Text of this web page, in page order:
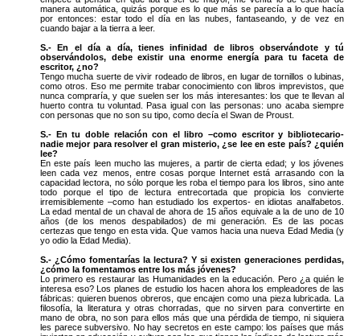
manera automática, quizás porque es lo que más se parecía a lo que hacía
por entonces: estar todo el día en las nubes, fantaseando, y de vez en
cuando bajar a la tierra a leer.
S.- En el día a día, tienes infinidad de libros observándote y tú
observándolos, debe existir una enorme energía para tu faceta de
escritor, ¿no?
Tengo mucha suerte de vivir rodeado de libros, en lugar de tornillos o lubinas,
como otros. Eso me permite trabar conocimiento con libros imprevistos, que
nunca compraría, y que suelen ser los más interesantes: los que te llevan al
huerto contra tu voluntad. Pasa igual con las personas: uno acaba siempre
con personas que no son su tipo, como decía el Swan de Proust.
S.- En tu doble relación con el libro –como escritor y bibliotecario-
nadie mejor para resolver el gran misterio, ¿se lee en este país? ¿quién
lee?
En este país leen mucho las mujeres, a partir de cierta edad; y los jóvenes
leen cada vez menos, entre cosas porque Internet está arrasando con la
capacidad lectora, no sólo porque les roba el tiempo para los libros, sino ante
todo porque el tipo de lectura entrecortada que propicia los convierte
irremisiblemente –como han estudiado los expertos- en idiotas analfabetos.
La edad mental de un chaval de ahora de 15 años equivale a la de uno de 10
años (de los menos despabilados) de mi generación. Es de las pocas
certezas que tengo en esta vida. Que vamos hacia una nueva Edad Media (y
yo odio la Edad Media).
S.- ¿Cómo fomentarías la lectura? Y si existen generaciones perdidas,
¿cómo la fomentamos entre los más jóvenes?
Lo primero es restaurar las Humanidades en la educación. Pero ¿a quién le
interesa eso? Los planes de estudio los hacen ahora los empleadores de las
fábricas: quieren buenos obreros, que encajen como una pieza lubricada. La
filosofía, la literatura y otras chorradas, que no sirven para convertirte en
mano de obra, no son para ellos más que una pérdida de tiempo, ni siquiera
les parece subversivo. No hay secretos en este campo: los países que más